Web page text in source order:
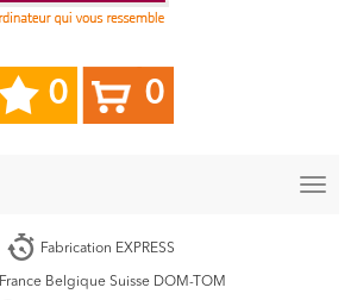
0 0
Fabrication EXPRESS
France Belgique Suisse DOM-TOM